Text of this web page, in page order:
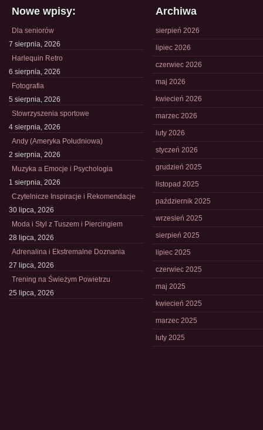
Nowe wpisy:
Dla seniorów
7 sierpnia, 2026
Harlequin Retro
6 sierpnia, 2026
Fotografia
5 sierpnia, 2026
Stowrzyszenia sportowe
4 sierpnia, 2026
Andy (Ameryka Południowa)
2 sierpnia, 2026
Muzyka a Emocje i Psychologia
1 sierpnia, 2026
Czytelnicze Inspiracje i Rekomendacje
30 lipca, 2026
Moda i Styl z Tuszem i Piercingiem
28 lipca, 2026
Adrenalina i Ekstremalne Doznania
27 lipca, 2026
Trening na Świeżym Powietrzu
25 lipca, 2026
Archiwa
sierpień 2026
lipiec 2026
czerwiec 2026
maj 2026
kwiecień 2026
marzec 2026
luty 2026
styczeń 2026
grudzień 2025
listopad 2025
październik 2025
wrzesień 2025
sierpień 2025
lipiec 2025
czerwiec 2025
maj 2025
kwiecień 2025
marzec 2025
luty 2025